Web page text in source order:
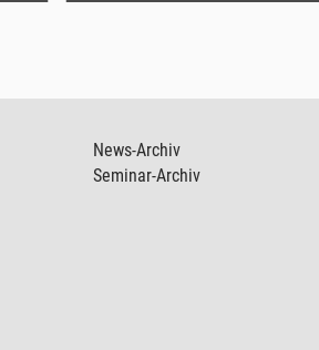
News-Archiv
Seminar-Archiv